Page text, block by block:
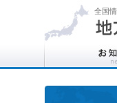
全国